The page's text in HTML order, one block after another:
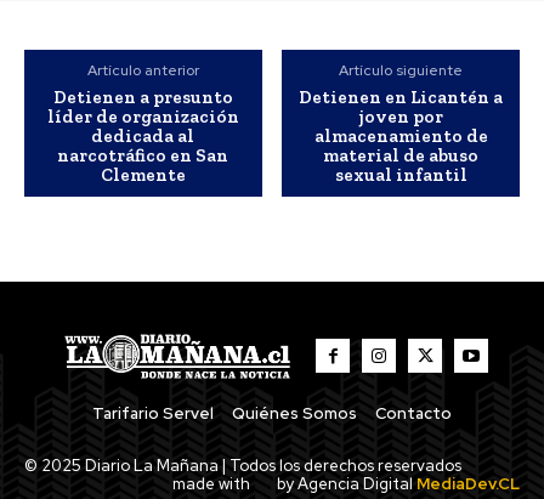
Artículo anterior
Detienen a presunto
líder de organización
dedicada al
narcotráfico en San
Clemente
Artículo siguiente
Detienen en Licantén a
joven por
almacenamiento de
material de abuso
sexual infantil
Tarifario Servel Quiénes Somos Contacto
© 2025 Diario La Mañana | Todos los derechos reservados
made with
by Agencia Digital MediaDev.CL